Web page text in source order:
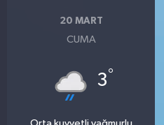
20 MART
CUMA
3°